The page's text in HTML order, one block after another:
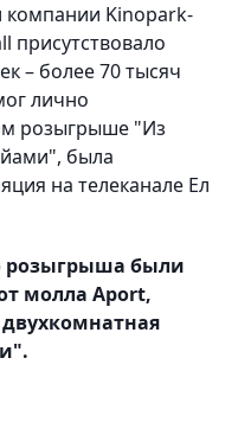
Kinopark-
присутствовало
– более 70 тысяч
лично
розыгрыше "Из
была
на телеканале Ел
розыгрыша были
молла Aport,